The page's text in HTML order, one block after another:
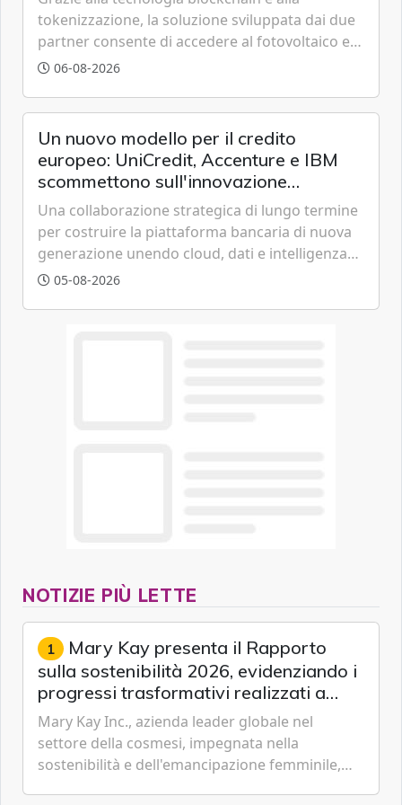
tokenizzazione, la soluzione sviluppata dai due
partner consente di accedere al fotovoltaico e
all'eolico ottenendo risparmi diretti in bolletta,
06-08-2026
Un nuovo modello per il credito
europeo: UniCredit, Accenture e IBM
scommettono sull'innovazione
tecnologica
Una collaborazione strategica di lungo termine
per costruire la piattaforma bancaria di nuova
generazione unendo cloud, dati e intelligenza
artificiale.
05-08-2026
NOTIZIE PIÙ LETTE
1 Mary Kay presenta il Rapporto
sulla sostenibilità 2026, evidenziando i
progressi trasformativi realizzati a
livello globale nelle sfere sociale,
economica e ambientale
Mary Kay Inc., azienda leader globale nel
settore della cosmesi, impegnata nella
sostenibilità e dell'emancipazione femminile,